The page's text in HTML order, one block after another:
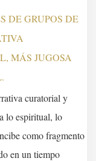
DE GRUPOS DE
MÁS JUGOSA
curatorial y
lo espiritual, lo
como fragmento
en un tiempo